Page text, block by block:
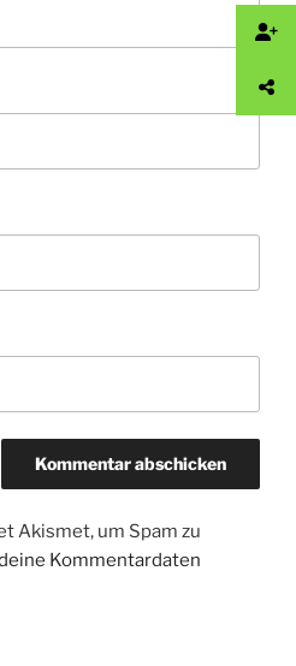
Akismet, um Spam zu
Kommentardaten